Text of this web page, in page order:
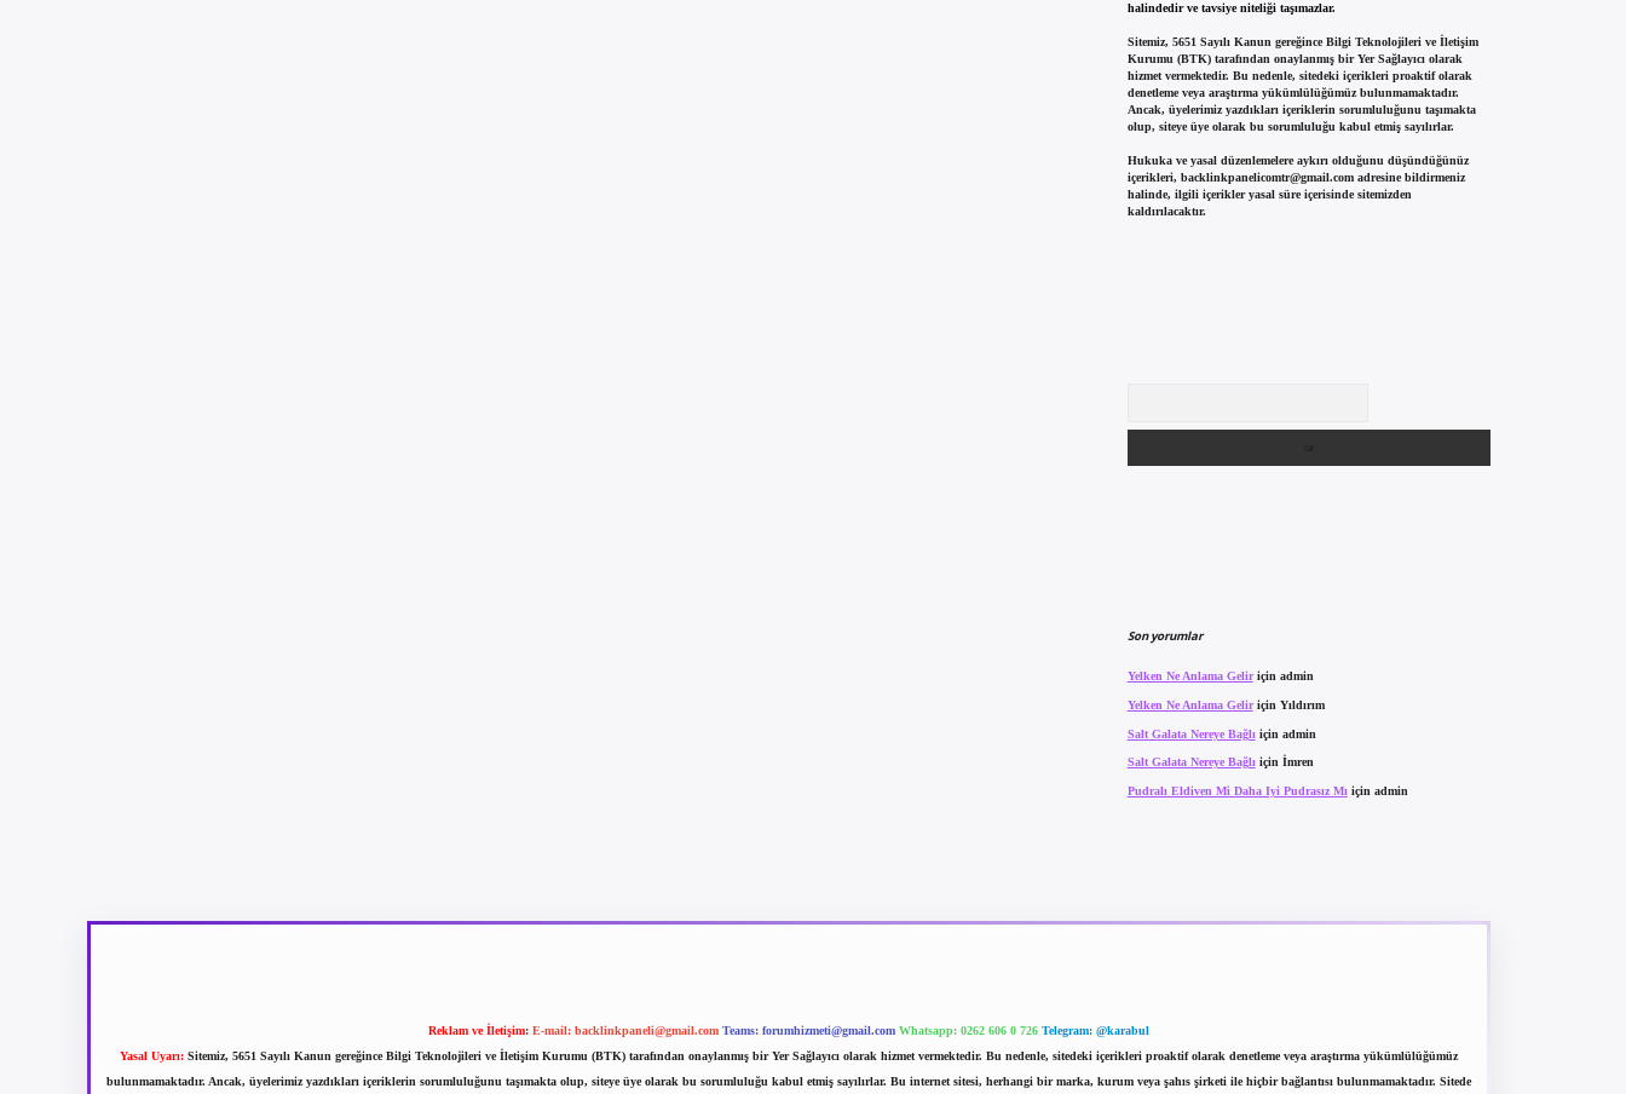
halindedir ve tavsiye niteliği taşımazlar.
Sitemiz, 5651 Sayılı Kanun gereğince Bilgi Teknolojileri ve İletişim
Kurumu (BTK) tarafından onaylanmış bir Yer Sağlayıcı olarak
hizmet vermektedir. Bu nedenle, sitedeki içerikleri proaktif olarak
denetleme veya araştırma yükümlülüğümüz bulunmamaktadır.
Ancak, üyelerimiz yazdıkları içeriklerin sorumluluğunu taşımakta
olup, siteye üye olarak bu sorumluluğu kabul etmiş sayılırlar.
Hukuka ve yasal düzenlemelere aykırı olduğunu düşündüğünüz
içerikleri, backlinkpanelicomtr@gmail.comadresine bildirmeniz
halinde, ilgili içerikler yasal süre içerisinde sitemizden
kaldırılacaktır.
Son yorumlar
Yelken Ne Anlama Geliriçin admin
Yelken Ne Anlama Geliriçin Yıldırım
Salt Galata Nereye Bağlı için admin
Salt Galata Nereye Bağlı için İmren
Pudralı Eldiven Mi Daha Iyi Pudrasız Mı için admin
Reklam ve İletişim: E-mail: backlinkpaneli@gmail.com Teams: forumhizmeti@gmail.com Whatsapp: 0262 606 0 726 Telegram: @karabul
Yasal Uyarı: Sitemiz, 5651 Sayılı Kanun gereğince Bilgi Teknolojileri ve İletişim Kurumu (BTK) tarafından onaylanmış bir Yer Sağlayıcı olarak hizmet vermektedir. Bu nedenle, sitedeki içerikleri proaktif olarak denetleme veya araştırma yükümlülüğümüz
bulunmamaktadır. Ancak, üyelerimiz yazdıkları içeriklerin sorumluluğunu taşımakta olup, siteye üye olarak bu sorumluluğu kabul etmiş sayılırlar. Bu internet sitesi, herhangi bir marka, kurum veya şahıs şirketi ile hiçbir bağlantısı bulunmamaktadır. Sitede